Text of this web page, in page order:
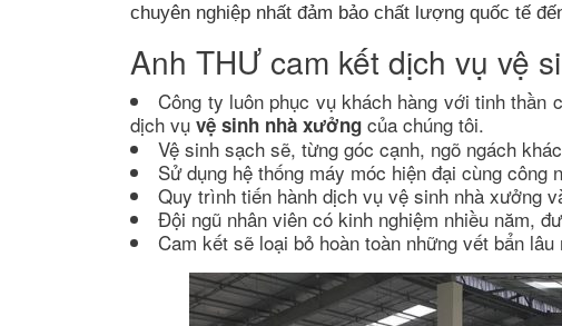
chuyên nghiệp nhất đảm bảo chất lượng quốc tế
Anh THƯ cam kết dịch vụ vệ
Công ty luôn phục vụ khách hàng với tinh thần
dịch vụ vệ sinh nhà xưởng của chúng tôi.
Vệ sinh sạch sẽ, từng góc cạnh, ngõ ngách
Sử dụng hệ thống máy móc hiện đại cùng công
Quy trình tiến hành dịch vụ vệ sinh nhà xưởng
Đội ngũ nhân viên có kinh nghiệm nhiều năm,
Cam kết sẽ loại bỏ hoàn toàn những vết bẩn